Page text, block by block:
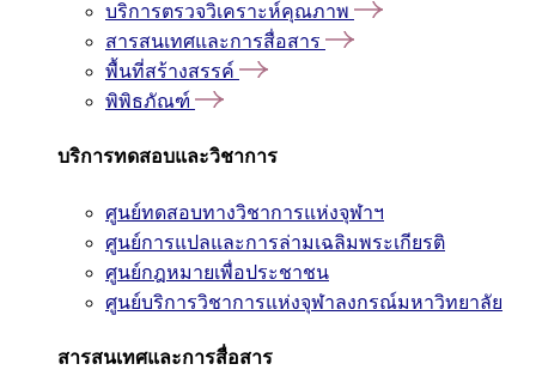
บริการตรวจวิเคราะห์คุณภาพ
สารสนเทศและการสื่อสาร
พื้นที่สร้างสรรค์
พิพิธภัณฑ์
บริการทดสอบและวิชาการ
ศูนย์ทดสอบทางวิชาการแห่งจุฬาฯ
ศูนย์การแปลและการล่ามเฉลิมพระเกียรติ
ศูนย์กฎหมายเพื่อประชาชน
ศูนย์บริการวิชาการแห่งจุฬาลงกรณ์มหาวิทยาลัย
สารสนเทศและการสื่อสาร